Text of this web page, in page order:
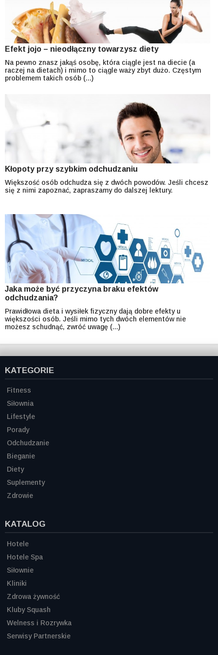
Efekt jojo – nieodłączny towarzysz diety
Na pewno znasz jakąś osobę, która ciągle jest na diecie (a
raczej na dietach) i mimo to ciągle waży zbyt dużo. Częstym
problemem takich osób (...)
Kłopoty przy szybkim odchudzaniu
Większość osób odchudza się z dwóch powodów. Jeśli chcesz
się z nimi zapoznać, zapraszamy do dalszej lektury.
Jaka może być przyczyna braku efektów
odchudzania?
Prawidłowa dieta i wysiłek fizyczny dają dobre efekty u
większości osób. Jeśli mimo tych dwóch elementów nie
możesz schudnąć, zwróć uwagę (...)
KATEGORIE
Fitness
Siłownia
Lifestyle
Porady
Odchudzanie
Bieganie
Diety
Suplementy
Zdrowie
KATALOG
Hotele
Hotele Spa
Siłownie
Kliniki
Zdrowa żywność
Kluby Squash
Welness i Rozrywka
Serwisy Partnerskie